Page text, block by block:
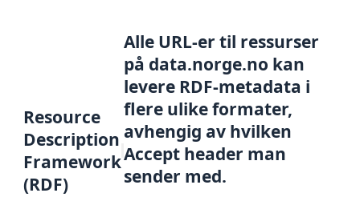
Resource
Description
Framework
(RDF)
Alle URL-er til ressurser
på data.norge.no kan
levere RDF-metadata i
flere ulike formater,
avhengig av hvilken
Accept header man
sender med.